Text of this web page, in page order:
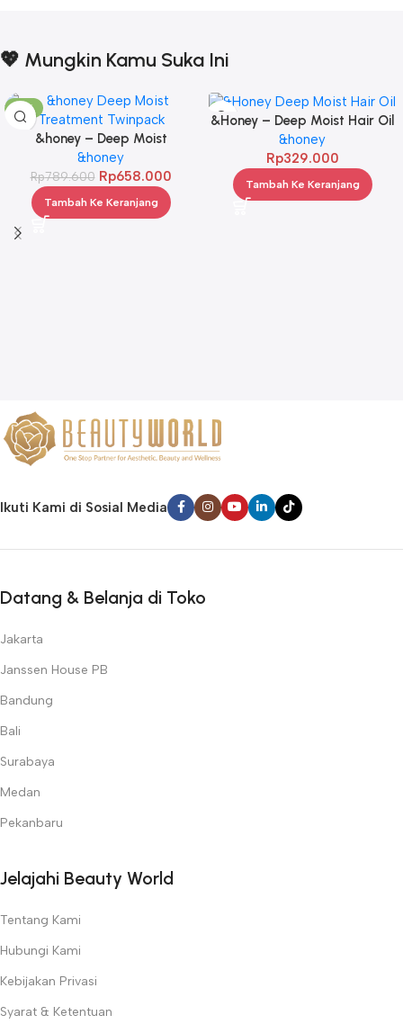
💖 Mungkin Kamu Suka Ini
-17%
&honey – Deep Moist
Treatment 445 g Twinpack
&honey
Rp789.600 Rp658.000
Tambah Ke Keranjang
&Honey – Deep Moist Hair Oil
3.0 100ml
&honey
Rp329.000
Tambah Ke Keranjang
Ikuti Kami di Sosial Media
Datang & Belanja di Toko
Jakarta
Janssen House PB
Bandung
Bali
Surabaya
Medan
Pekanbaru
Jelajahi Beauty World
Tentang Kami
Hubungi Kami
Kebijakan Privasi
Syarat & Ketentuan